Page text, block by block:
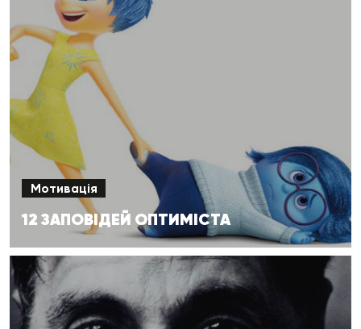
Мотивація
12 ЗАПОВІДЕЙ ОПТИМІСТА